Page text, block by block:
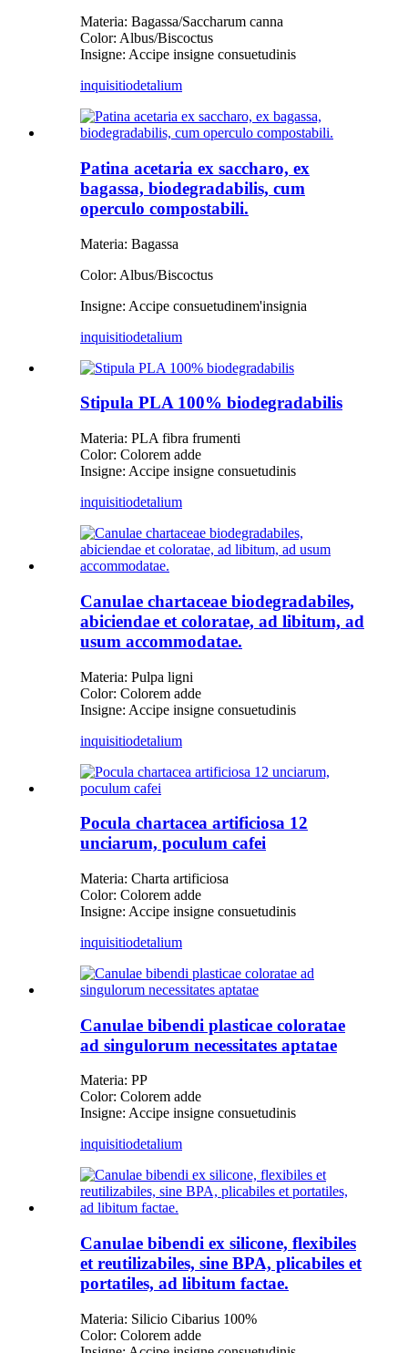
Materia: Bagassa/Saccharum canna
Color: Albus/Biscoctus
Insigne: Accipe insigne consuetudinis
inquisitiodetalium
Patina acetaria ex saccharo, ex
bagassa, biodegradabilis, cum
operculo compostabili.
Materia: Bagassa
Color: Albus/Biscoctus
Insigne: Accipe consuetudinem'insignia
inquisitiodetalium
Stipula PLA 100% biodegradabilis
Materia: PLA fibra frumenti
Color: Colorem adde
Insigne: Accipe insigne consuetudinis
inquisitiodetalium
Canulae chartaceae biodegradabiles,
abiciendae et coloratae, ad libitum, ad
usum accommodatae.
Materia: Pulpa ligni
Color: Colorem adde
Insigne: Accipe insigne consuetudinis
inquisitiodetalium
Pocula chartacea artificiosa 12
unciarum, poculum cafei
Materia: Charta artificiosa
Color: Colorem adde
Insigne: Accipe insigne consuetudinis
inquisitiodetalium
Canulae bibendi plasticae coloratae
ad singulorum necessitates aptatae
Materia: PP
Color: Colorem adde
Insigne: Accipe insigne consuetudinis
inquisitiodetalium
Canulae bibendi ex silicone, flexibiles
et reutilizabiles, sine BPA, plicabiles et
portatiles, ad libitum factae.
Materia: Silicio Cibarius 100%
Color: Colorem adde